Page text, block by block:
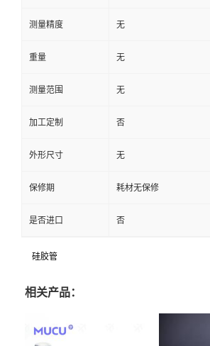
测量精度 无
重量 无
测量范围 无
加工定制 否
外形尺寸 无
保修期 耗材无保修
是否进口 否
硅胶管
相关产品：